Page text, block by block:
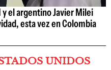
y el argentino Javier Milei
esta vez en Colombia
UNIDOS